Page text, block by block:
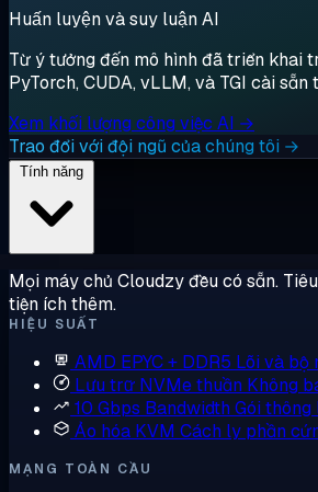
Huấn luyện và suy luận AI
Từ ý tưởng đến mô hình đã triển khai
PyTorch, CUDA, vLLM, và TGI cài sẵn
Xem khối lượng công việc AI →
Trao đổi với đội ngũ của chúng tôi →
Mọi máy chủ Cloudzy đều có sẵn.
tiện ích thêm.
HIỆU SUẤT
AMD EPYC + DDR5 Lõi và bộ
Lưu trữ NVMe thuần Không
10 Gbps Bandwidth Gói thông
Ảo hóa KVM Cách ly phần
MẠNG TOÀN CẦU